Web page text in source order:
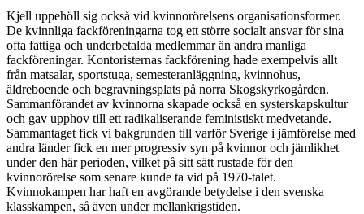
Kjell uppehöll sig också vid kvinnorörelsens organisationsformer.
De kvinnliga fackföreningarna tog ett större socialt ansvar för sina
ofta fattiga och underbetalda medlemmar än andra manliga
fackföreningar. Kontoristernas fackförening hade exempelvis allt
från matsalar, sportstuga, semesteranläggning, kvinnohus,
äldreboende och begravningsplats på norra Skogskyrkogården.
Sammanförandet av kvinnorna skapade också en systerskapskultur
och gav upphov till ett radikaliserande feministiskt medvetande.
Sammantaget fick vi bakgrunden till varför Sverige i jämförelse med
andra länder fick en mer progressiv syn på kvinnor och jämlikhet
under den här perioden, vilket på sitt sätt rustade för den
kvinnorörelse som senare kunde ta vid på 1970-talet.
Kvinnokampen har haft en avgörande betydelse i den svenska
klasskampen, så även under mellankrigstiden.